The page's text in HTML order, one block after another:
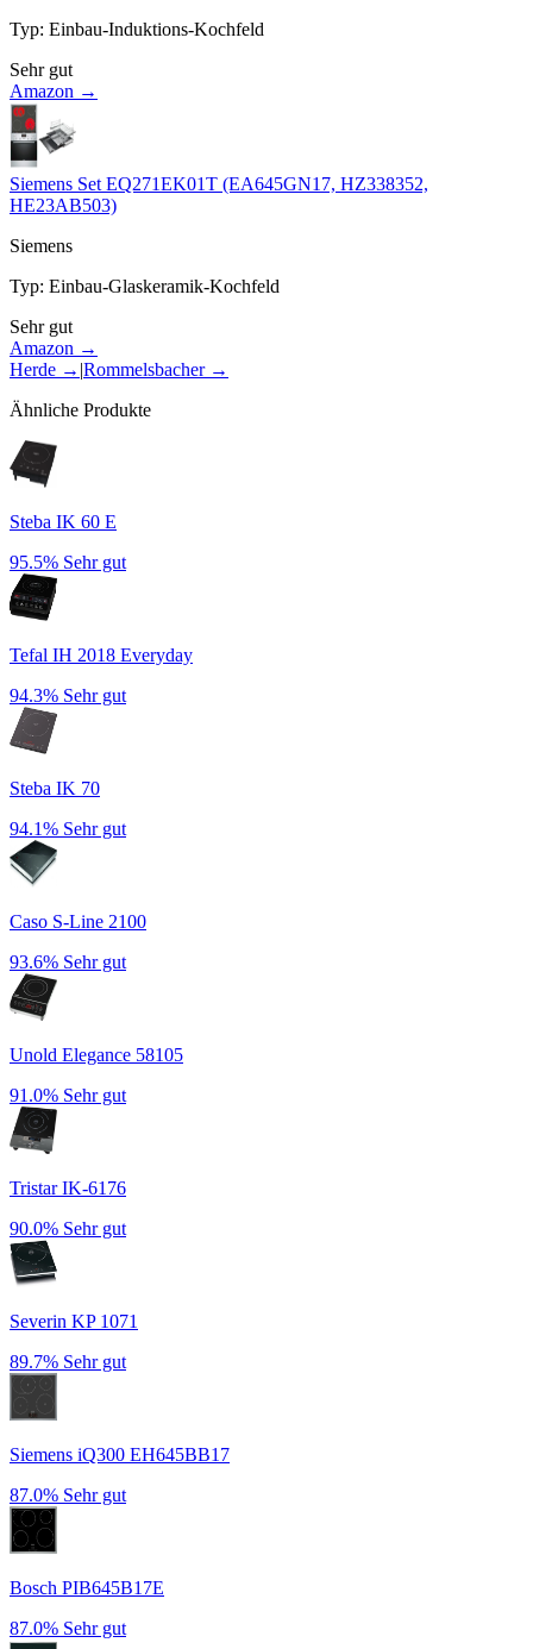
Typ: Einbau-Induktions-Kochfeld
Sehr gut
Amazon →
Siemens Set EQ271EK01T (EA645GN17, HZ338352,
HE23AB503)
Siemens
Typ: Einbau-Glaskeramik-Kochfeld
Sehr gut
Amazon →
Herde → |Rommelsbacher→
Ähnliche Produkte
Steba IK 60 E
95.5% Sehr gut
Tefal IH 2018 Everyday
94.3% Sehr gut
Steba IK 70
94.1% Sehr gut
Caso S-Line 2100
93.6% Sehr gut
Unold Elegance 58105
91.0% Sehr gut
Tristar IK-6176
90.0% Sehr gut
Severin KP 1071
89.7% Sehr gut
Siemens iQ300 EH645BB17
87.0% Sehr gut
Bosch PIB645B17E
87.0% Sehr gut